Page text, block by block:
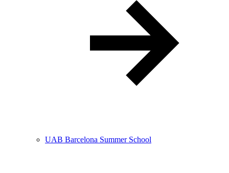
UAB Barcelona Summer School